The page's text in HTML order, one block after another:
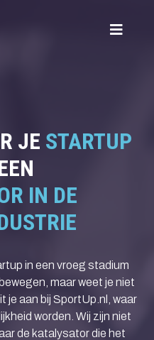
JE STARTUP
IN DE
in een vroeg stadium
maar weet je niet
je aan bij SportUp.nl, waar
worden. Wij zijn niet
de katalysator die het